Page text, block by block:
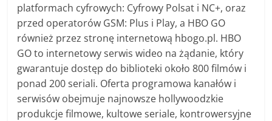
platformach cyfrowych: Cyfrowy Polsat i NC+, oraz
przed operatorów GSM: Plus i Play, a HBO GO
również przez stronę internetową hbogo.pl. HBO
GO to internetowy serwis wideo na żądanie, który
gwarantuje dostęp do biblioteki około 800 filmów i
ponad 200 seriali. Oferta programowa kanałów i
serwisów obejmuje najnowsze hollywoodzkie
produkcje filmowe, kultowe seriale, kontrowersyjne